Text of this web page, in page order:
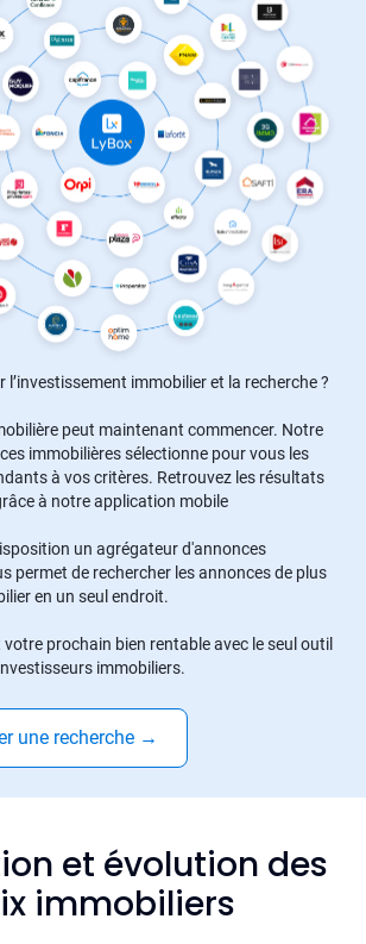
l’investissement immobilier et la recherche ?
peut maintenant commencer. Notre
immobilières sélectionne pour vous les
à vos critères. Retrouvez les résultats
à notre application mobile
un agrégateur d'annonces
permet de rechercher les annonces de plus
en un seul endroit.
prochain bien rentable avec le seul outil
immobiliers.
une recherche →
et évolution des
immobiliers